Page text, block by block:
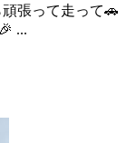
張って走って🚗
...